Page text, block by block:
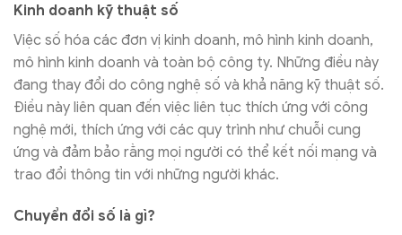
Kinh doanh kỹ thuật số
Việc số hóa các đơn vị kinh doanh, mô hình kinh doanh,
mô hình kinh doanh và toàn bộ công ty. Những điều này
đang thay đổi do công nghệ số và khả năng kỹ thuật số.
Điều này liên quan đến việc liên tục thích ứng với công
nghệ mới, thích ứng với các quy trình như chuỗi cung
ứng và đảm bảo rằng mọi người có thể kết nối mạng và
trao đổi thông tin với những người khác.
Chuyển đổi số là gì?